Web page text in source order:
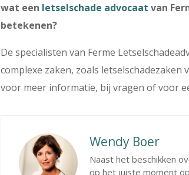
wat een letselschade advocaat van
betekenen?
De specialisten van Ferme
complexe zaken, zoals
voor meer informatie, bij vragen of voor
Wendy Boer
Naast het beschikken
op het juiste moment